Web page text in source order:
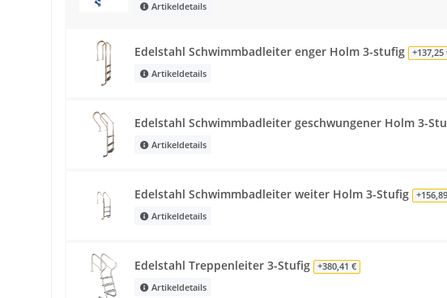
Artikeldetails
Edelstahl Schwimmbadleiter enger Holm 3-stufig
+137,25
Artikeldetails
Edelstahl Schwimmbadleiter geschwungener Holm 3-
Artikeldetails
Edelstahl Schwimmbadleiter weiter Holm 3-Stufig
Artikeldetails
Edelstahl Treppenleiter 3-Stufig
+380,41 €
Artikeldetails